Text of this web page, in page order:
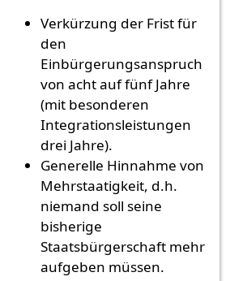
Verkürzung der Frist für
den
Einbürgerungsanspruch
von acht auf fünf Jahre
(mit besonderen
Integrationsleistungen
drei Jahre).
Generelle Hinnahme von
Mehrstaatigkeit, d.h.
niemand soll seine
bisherige
Staatsbürgerschaft mehr
aufgeben müssen.